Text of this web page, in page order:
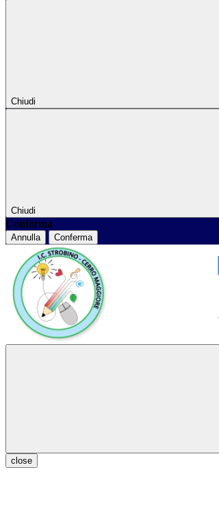
Chiudi
Chiudi
Conferma
Annulla Conferma
close